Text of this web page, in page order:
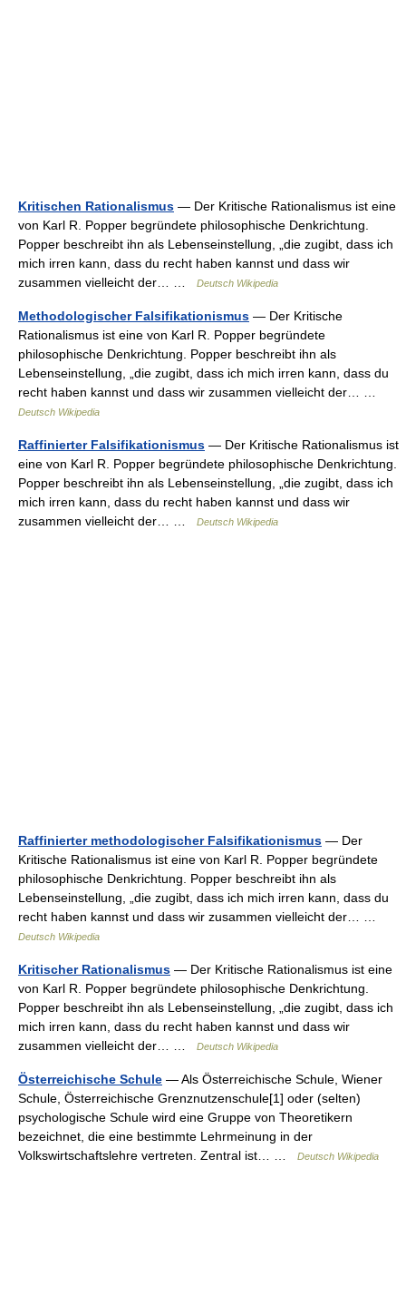
Kritischen Rationalismus — Der Kritische Rationalismus ist eine
von Karl R. Popper begründete philosophische Denkrichtung.
Popper beschreibt ihn als Lebenseinstellung, „die zugibt, dass ich
mich irren kann, dass du recht haben kannst und dass wir
zusammen vielleicht der… …
Deutsch Wikipedia
Methodologischer Falsifikationismus — Der Kritische
Rationalismus ist eine von Karl R. Popper begründete
philosophische Denkrichtung. Popper beschreibt ihn als
Lebenseinstellung, „die zugibt, dass ich mich irren kann, dass du
recht haben kannst und dass wir zusammen vielleicht der… …
Deutsch Wikipedia
Raffinierter Falsifikationismus — Der Kritische Rationalismus ist
eine von Karl R. Popper begründete philosophische Denkrichtung.
Popper beschreibt ihn als Lebenseinstellung, „die zugibt, dass ich
mich irren kann, dass du recht haben kannst und dass wir
zusammen vielleicht der… …
Deutsch Wikipedia
Raffinierter methodologischer Falsifikationismus — Der
Kritische Rationalismus ist eine von Karl R. Popper begründete
philosophische Denkrichtung. Popper beschreibt ihn als
Lebenseinstellung, „die zugibt, dass ich mich irren kann, dass du
recht haben kannst und dass wir zusammen vielleicht der… …
Deutsch Wikipedia
Kritischer Rationalismus — Der Kritische Rationalismus ist eine
von Karl R. Popper begründete philosophische Denkrichtung.
Popper beschreibt ihn als Lebenseinstellung, „die zugibt, dass ich
mich irren kann, dass du recht haben kannst und dass wir
zusammen vielleicht der… …
Deutsch Wikipedia
Österreichische Schule — Als Österreichische Schule, Wiener
Schule, Österreichische Grenznutzenschule[1] oder (selten)
psychologische Schule wird eine Gruppe von Theoretikern
bezeichnet, die eine bestimmte Lehrmeinung in der
Volkswirtschaftslehre vertreten. Zentral ist… …
Deutsch Wikipedia